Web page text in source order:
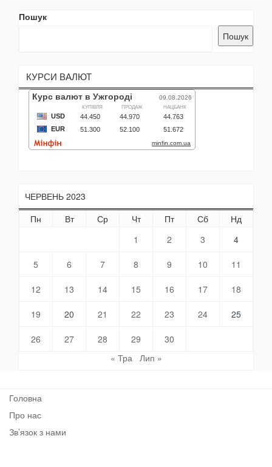
Пошук
Пошук
КУРСИ ВАЛЮТ
ЧЕРВЕНЬ 2023
Пн
Вт Ср Чт Пт Сб
Нд
1
2 3 4
5 6 7 8 9 10 11
12 13 14 15 16 17 18
19 20 21 22 23 24 25
26 27 28 29
30
« Тра
Лип »
Головна
Про нас
Зв’язок з нами